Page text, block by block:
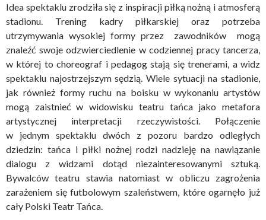
Idea spektaklu zrodziła się z inspiracji piłką nożną i atmosferą
stadionu. Trening kadry piłkarskiej oraz potrzeba
utrzymywania wysokiej formy przez zawodników mogą
znaleźć swoje odzwierciedlenie w codziennej pracy tancerza,
w której to choreograf i pedagog stają się trenerami, a widz
spektaklu najostrzejszym sędzią. Wiele sytuacji na stadionie,
jak również formy ruchu na boisku w wykonaniu artystów
mogą zaistnieć w widowisku teatru tańca jako metafora
artystycznej interpretacji rzeczywistości. Połączenie
w jednym spektaklu dwóch z pozoru bardzo odległych
dziedzin: tańca i piłki nożnej rodzi nadzieję na nawiązanie
dialogu z widzami dotąd niezainteresowanymi sztuką.
Bywalców teatru stawia natomiast w obliczu zagrożenia
zarażeniem się futbolowym szaleństwem, które ogarnęło już
cały Polski Teatr Tańca.